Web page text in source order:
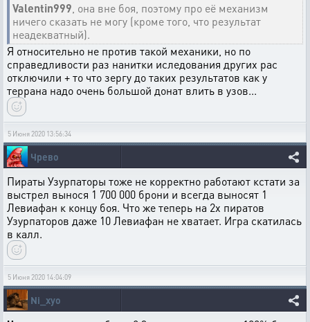
Valentin999 , она вне боя, поэтому про её механизм
ничего сказать не могу (кроме того, что результат
неадекватный).
Я относительно не против такой механики, но по
справедливости раз нанитки иследования других рас
отключили + то что зергу до таких результатов как у
террана надо очень большой донат влить в узов...
5 Июня 2020 13:56:34
Чрево
Пираты Узурпаторы тоже не корректно работают кстати за
выстрел вынося 1 700 000 брони и всегда выносят 1
Левиафан к концу боя. Что же теперь на 2х пиратов
Узурпаторов даже 10 Левиафан не хватает. Игра скатилась
в калл.
5 Июня 2020 14:04:09
Ni_xyo